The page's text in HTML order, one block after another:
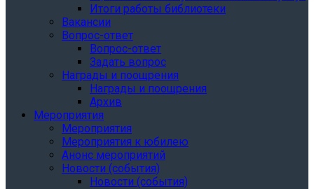
Итоги работы библиотеки
Вакансии
Вопрос-ответ
Вопрос-ответ
Задать вопрос
Награды и поощрения
Награды и поощрения
Архив
Мероприятия
Мероприятия
Мероприятия к юбилею
Анонс мероприятий
Новости (события)
Новости (события)